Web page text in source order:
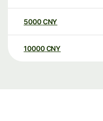
5000CNY
10000 CNY